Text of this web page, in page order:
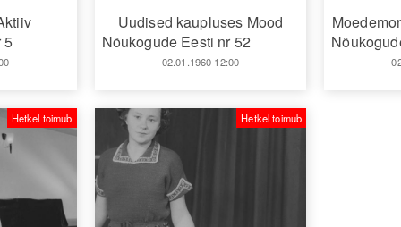
5
Uudised kaupluses Mood
Nõukogude Eesti nr 52
02.01.1960 12:00
Hetkel toimub Hetkel toimub